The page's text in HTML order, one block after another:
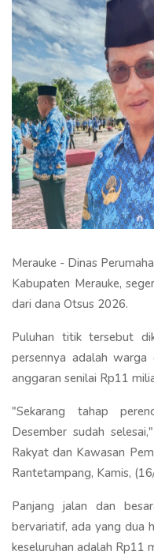
Merauke - Dinas
Kabupaten Merauke,
dari dana Otsus 2026.
Puluhan titik tersebut
persennya adalah
anggaran senilai Rp11
"Sekarang tahap
Desember sudah
Rakyat dan Kawasan
Rantetampang, Kamis,
Panjang jalan dan
bervariatif, ada yang dua
keseluruhan adalah Rp11